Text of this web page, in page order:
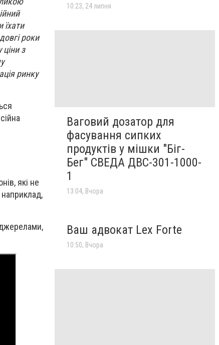
їхати
роки
з
ринку
які не
джерелами,
10:23, 24 липня
Ваговий дозатор для
фасування сипких
продуктів у мішки "Біг-
Бег" СВЕДА ДВС-301-1000-
1
13:04, Вчора
Ваш адвокат Lex Forte
10:50, Вчора